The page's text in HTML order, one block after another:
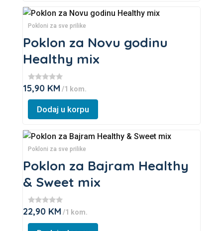
chosen
on
product
page
Pokloni za sve prilike
Poklon za Novu godinu
Healthy mix
★
★
★
15,90 KM /1 kom.
This
product
has
variants.
The
options
may
be
chosen
on
product
page
Dodaj u korpu
Pokloni za sve prilike
Poklon za Bajram Healthy
& Sweet mix
★
★
★
22,90 KM /1 kom.
This
product
has
variants.
The
options
may